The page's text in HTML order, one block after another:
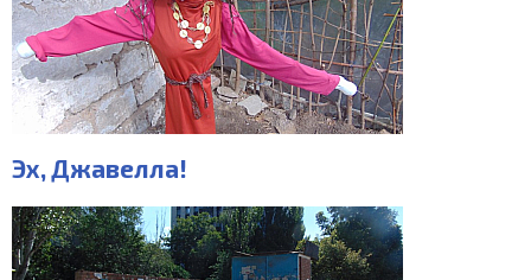
Эх, Джавелла!